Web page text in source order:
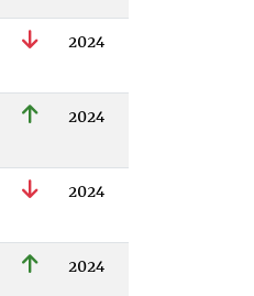
2024
2024
2024
2024